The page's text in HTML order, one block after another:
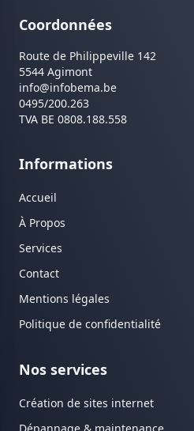
Coordonnées
Route de Philippeville 142
5544 Agimont
info@infobema.be
0495/200.263
TVA BE 0808.188.558
Informations
Accueil
À Propos
Services
Contact
Mentions légales
Politique de confidentialité
Nos services
Création de sites internet